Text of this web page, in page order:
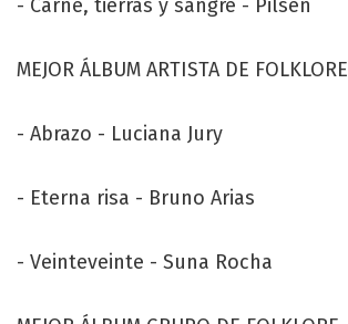
- Carne, tierras y sangre - Pilsen
MEJOR ÁLBUM ARTISTA DE FOLKLORE
- Abrazo - Luciana Jury
- Eterna risa - Bruno Arias
- Veinteveinte - Suna Rocha